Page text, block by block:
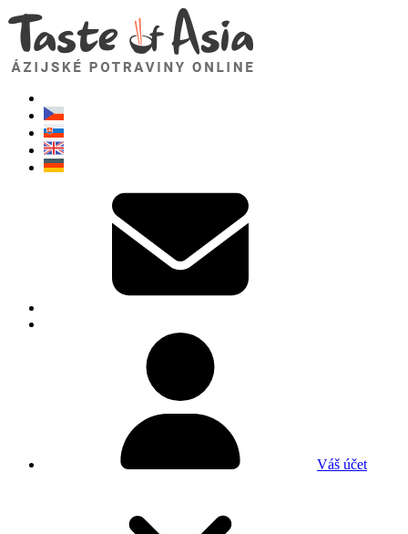
Váš účet
TasteOfAsia.sk
Neváhajte sa opýtať. Som tu pre vás!